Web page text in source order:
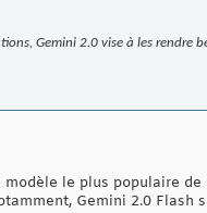
Gemini 2.0 vise à les rendre
le plus populaire
Gemini 2.0 Flash